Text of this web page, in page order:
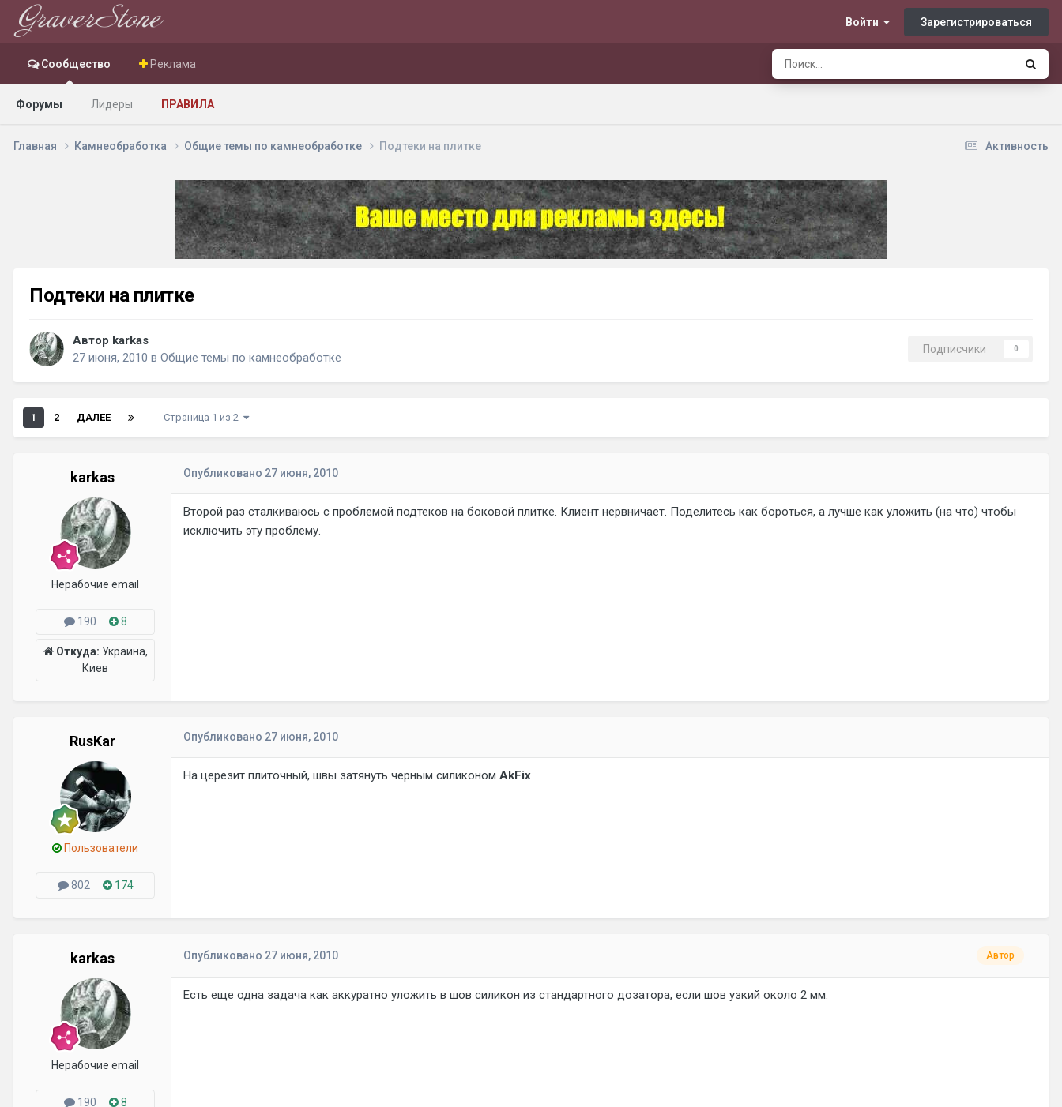
Войти Зарегистрироваться
Сообщество
Форумы Лидеры ПРАВИЛА
Реклама
Активность
Главная Камнеобработка Общие темы по камнеобработке Подтеки на плитке
Подтеки на плитке
Автор karkas
27 июня, 2010 в Общие темы по камнеобработке
Подписчики 0
1 2 ДАЛЕЕ Страница 1 из 2
karkas
Нерабочие email
190 8
Откуда: Украина,
Киев
Опубликовано 27 июня, 2010
Второй раз сталкиваюсь с проблемой подтеков на боковой плитке. Клиент нервничает. Поделитесь как бороться, а лучше как уложить (на что) чтобы
исключить эту проблему.
RusKar
Пользователи
802 174
Опубликовано 27 июня, 2010
На церезит плиточный, швы затянуть черным силиконом AkFix
karkas
Нерабочие email
190 8
Автор
Опубликовано 27 июня, 2010
Есть еще одна задача как аккуратно уложить в шов силикон из стандартного дозатора, если шов узкий около 2 мм.